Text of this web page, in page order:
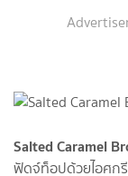
Salted Caramel
ฟัดจ์ท็อปด้วยไอศกรี